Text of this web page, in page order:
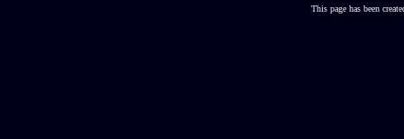
This page has been